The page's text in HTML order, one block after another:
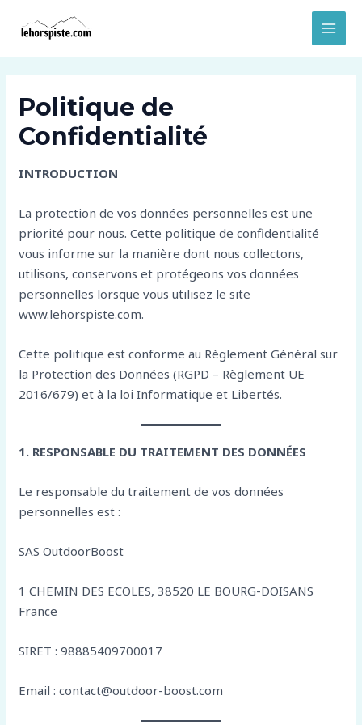
Politique de
Confidentialité
INTRODUCTION
La protection de vos données personnelles est une
priorité pour nous. Cette politique de confidentialité
vous informe sur la manière dont nous collectons,
utilisons, conservons et protégeons vos données
personnelles lorsque vous utilisez le site
www.lehorspiste.com.
Cette politique est conforme au Règlement Général sur
la Protection des Données (RGPD – Règlement UE
2016/679) et à la loi Informatique et Libertés.
1. RESPONSABLE DU TRAITEMENT DES DONNÉES
Le responsable du traitement de vos données
personnelles est :
SAS OutdoorBoost
1 CHEMIN DES ECOLES, 38520 LE BOURG-DOISANS
France
SIRET : 98885409700017
Email : contact@outdoor-boost.com